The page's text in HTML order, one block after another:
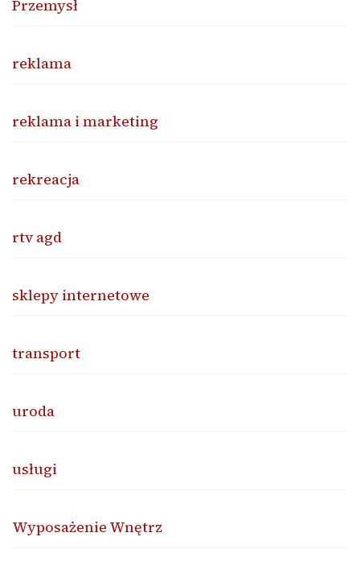
Przemysł
reklama
reklama i marketing
rekreacja
rtv agd
sklepy internetowe
transport
uroda
usługi
Wyposażenie Wnętrz